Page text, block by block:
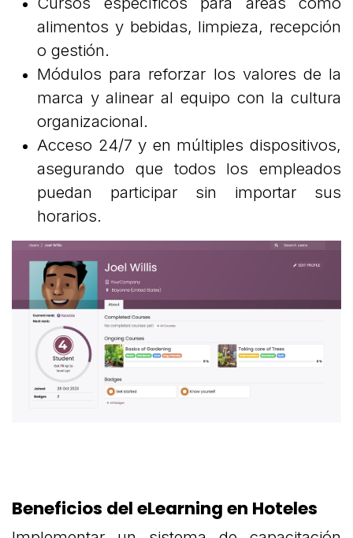
alimentos y bebidas, limpieza, recepción
o gestión.
Módulos para reforzar los valores de la
marca y alinear al equipo con la cultura
organizacional.
Acceso 24/7 y en múltiples dispositivos,
asegurando que todos los empleados
puedan participar sin importar sus
horarios.
Beneficios del eLearning en Hoteles